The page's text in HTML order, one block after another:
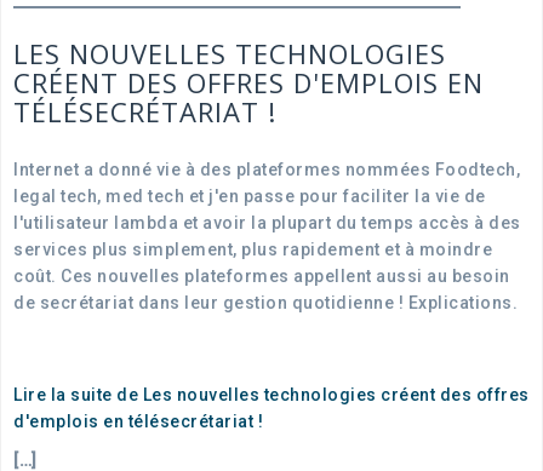
LES NOUVELLES TECHNOLOGIES
CRÉENT DES OFFRES D'EMPLOIS EN
TÉLÉSECRÉTARIAT !
Internet a donné vie à des plateformes nommées Foodtech,
legal tech, med tech et j'en passe pour faciliter la vie de
l'utilisateur lambda et avoir la plupart du temps accès à des
services plus simplement, plus rapidement et à moindre
coût. Ces nouvelles plateformes appellent aussi au besoin
de secrétariat dans leur gestion quotidienne ! Explications.
Lire la suite de Les nouvelles technologies créent des offres
d'emplois en télésecrétariat !
[…]